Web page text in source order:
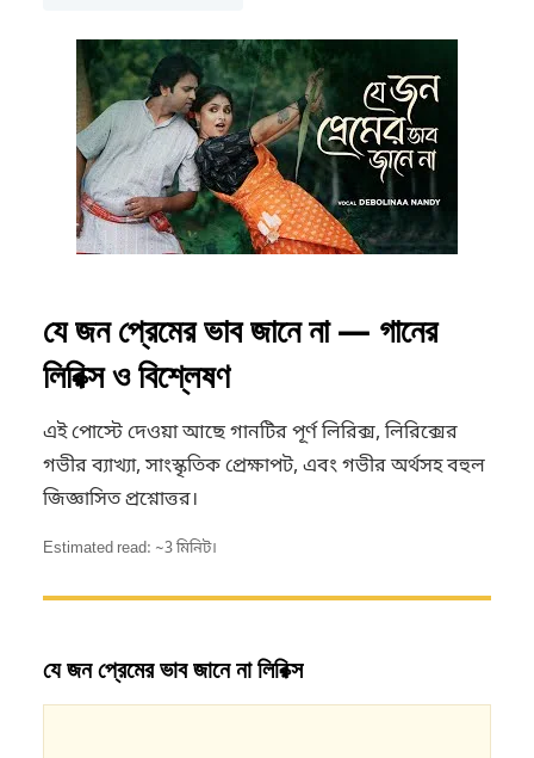
যে জন প্রেমের ভাব জানে না — গানের
লিরিক্স ও বিশ্লেষণ
এই পোস্টে দেওয়া আছে গানটির পূর্ণ লিরিক্স, লিরিক্সের
গভীর ব্যাখ্যা, সাংস্কৃতিক প্রেক্ষাপট, এবং গভীর অর্থসহ বহুল
জিজ্ঞাসিত প্রশ্নোত্তর।
Estimated read: ~3 মিনিট।
যে জন প্রেমের ভাব জানে না লিরিক্স